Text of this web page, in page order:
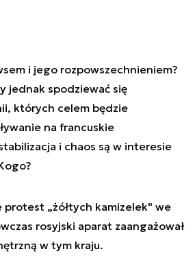
i jego rozpowszechnieniem?
jednak spodziewać się
których celem będzie
na francuskie
i chaos są w interesie
protest „żółtych kamizelek" we
rosyjski aparat zaangażował
w tym kraju.